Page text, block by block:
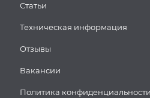
Статьи
Техническая информация
Отзывы
Вакансии
Политика конфиденциальности